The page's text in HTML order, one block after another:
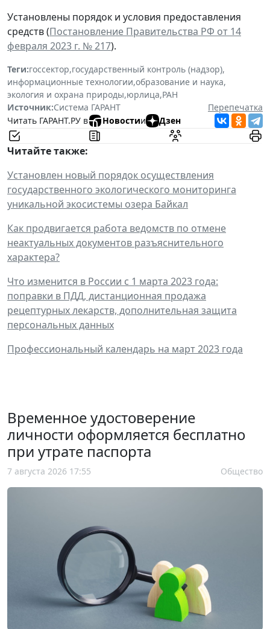
Установлены порядок и условия предоставления
средств (Постановление Правительства РФ от 14
февраля 2023 г. № 217).
Теги:госсектор,государственный контроль (надзор),
информационные технологии,образование и наука,
экология и охрана природы,юрлица,РАН
Источник:Система ГАРАНТ
Перепечатка
Читать ГАРАНТ.РУ в
Новостии Дзен
Читайте также:
Установлен новый порядок осуществления
государственного экологического мониторинга
уникальной экосистемы озера Байкал
Как продвигается работа ведомств по отмене
неактуальных документов разъяснительного
характера?
Что изменится в России с 1 марта 2023 года:
поправки в ПДД, дистанционная продажа
рецептурных лекарств, дополнительная защита
персональных данных
Профессиональный календарь на март 2023 года
Временное удостоверение
личности оформляется бесплатно
при утрате паспорта
7 августа 2026 17:55 Общество